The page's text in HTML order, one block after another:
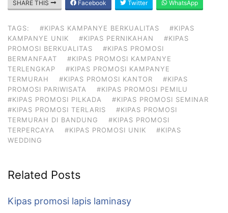
SHARE THIS Facebook Twitter WhatsApp
TAGS: #KIPAS KAMPANYE BERKUALITAS
#KIPAS
KAMPANYE UNIK
#KIPAS PERNIKAHAN
#KIPAS
PROMOSI BERKUALITAS
#KIPAS PROMOSI
BERMANFAAT
#KIPAS PROMOSI KAMPANYE
TERLENGKAP
#KIPAS PROMOSI KAMPANYE
TERMURAH
#KIPAS PROMOSI KANTOR
#KIPAS
PROMOSI PARIWISATA
#KIPAS PROMOSI PEMILU
#KIPAS PROMOSI PILKADA
#KIPAS PROMOSI SEMINAR
#KIPAS PROMOSI TERLARIS
#KIPAS PROMOSI
TERMURAH DI BANDUNG
#KIPAS PROMOSI
TERPERCAYA
#KIPAS PROMOSI UNIK
#KIPAS
WEDDING
Related Posts
Kipas promosi lapis laminasy